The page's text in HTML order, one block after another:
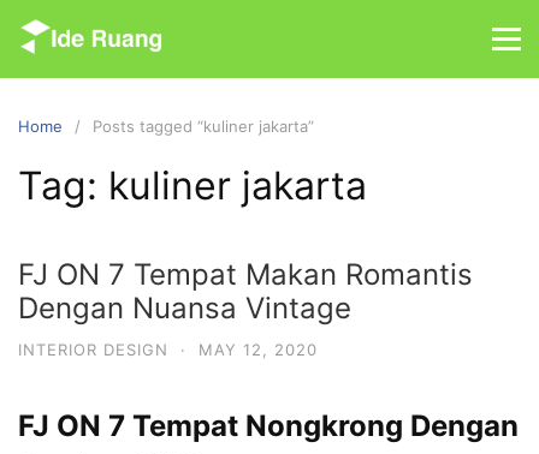
i
Home Posts tagged “kuliner jakarta”
Tag: kuliner jakarta
FJ ON 7 Tempat Makan Romantis
Dengan Nuansa Vintage
INTERIOR DESIGN · MAY 12, 2020
FJ ON 7 Tempat Nongkrong Dengan